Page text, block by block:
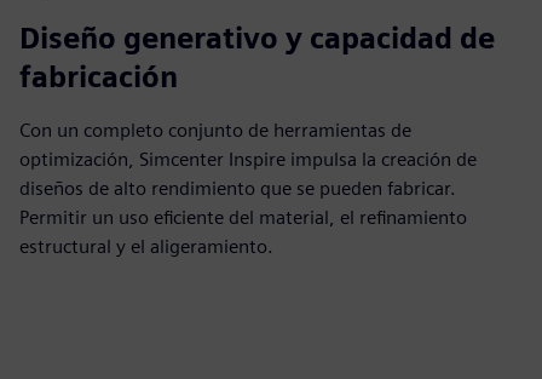
Diseño generativo y capacidad de
fabricación
Con un completo conjunto de herramientas de
optimización, Simcenter Inspire impulsa la creación de
diseños de alto rendimiento que se pueden fabricar.
Permitir un uso eficiente del material, el refinamiento
estructural y el aligeramiento.